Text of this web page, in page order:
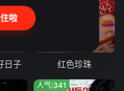
日子 红色珍珠
人气:341
啦